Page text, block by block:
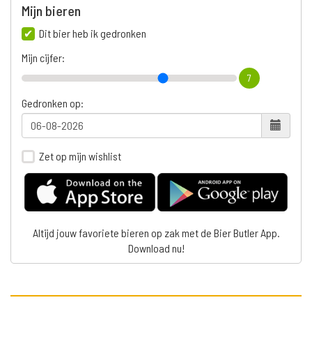
Mijn bieren
Dit bier heb ik gedronken
Mijn cijfer:
7
Gedronken op:
Zet op mijn wishlist
Altijd jouw favoriete bieren op zak met de Bier Butler App.
Download nu!